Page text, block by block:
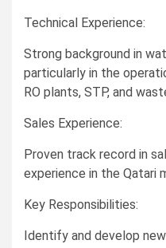
Technical Experience:
Strong background in
particularly in the
RO plants, STP, and
Sales Experience:
Proven track record in
experience in the Qatari
Key Responsibilities:
Identify and develop